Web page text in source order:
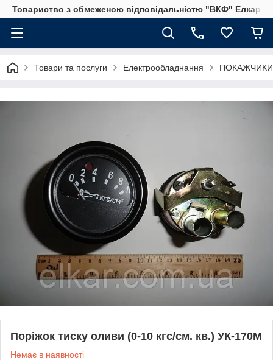
Товариство з обмеженою відповідальністю "ВКФ" Елкар"
Товари та послуги Електрообладнання ПОКАЖЧИКИ
Поріжок тиску оливи (0-10 кгс/см. кв.) УК-170М
Немає в наявності